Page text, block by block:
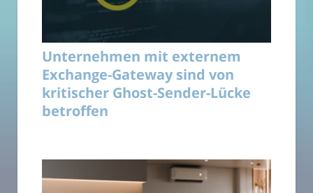
Unternehmen mit externem
Exchange-Gateway sind von
kritischer Ghost-Sender-Lücke
betroffen